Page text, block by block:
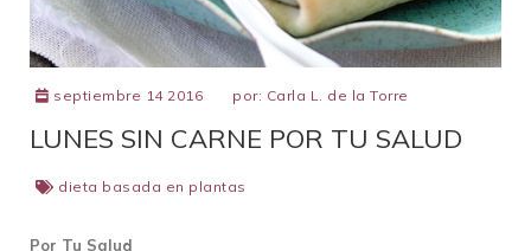
septiembre 14 2016 por: Carla L. de la Torre
LUNES SIN CARNE POR TU SALUD
dieta basada en plantas
Por Tu Salud